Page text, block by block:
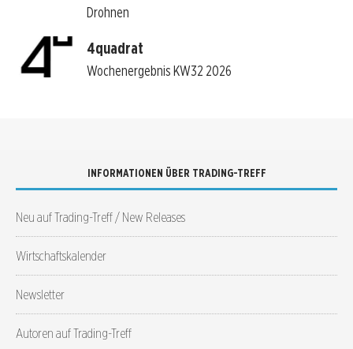
Drohnen
4quadrat
Wochenergebnis KW32 2026
INFORMATIONEN ÜBER TRADING-TREFF
Neu auf Trading-Treff / New Releases
Wirtschaftskalender
Newsletter
Autoren auf Trading-Treff